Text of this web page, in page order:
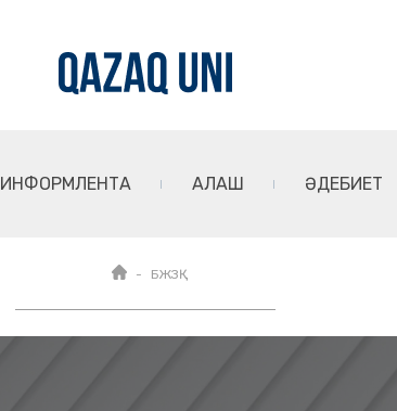
ИНФОРМЛЕНТА АЛАШ ӘДЕБИЕТ
БЖЗҚ